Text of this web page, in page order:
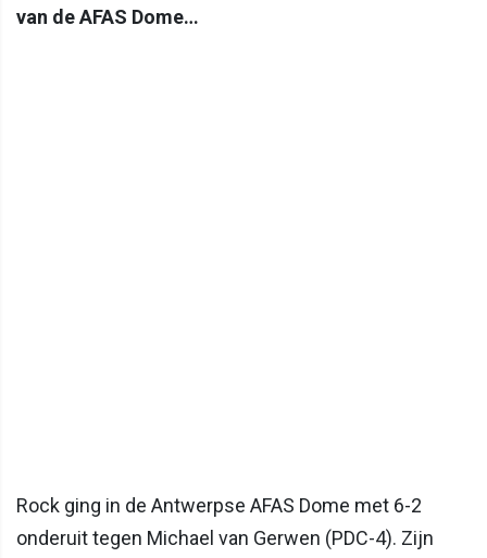
van de AFAS Dome…
Rock ging in de Antwerpse AFAS Dome met 6-2
onderuit tegen Michael van Gerwen (PDC-4). Zijn